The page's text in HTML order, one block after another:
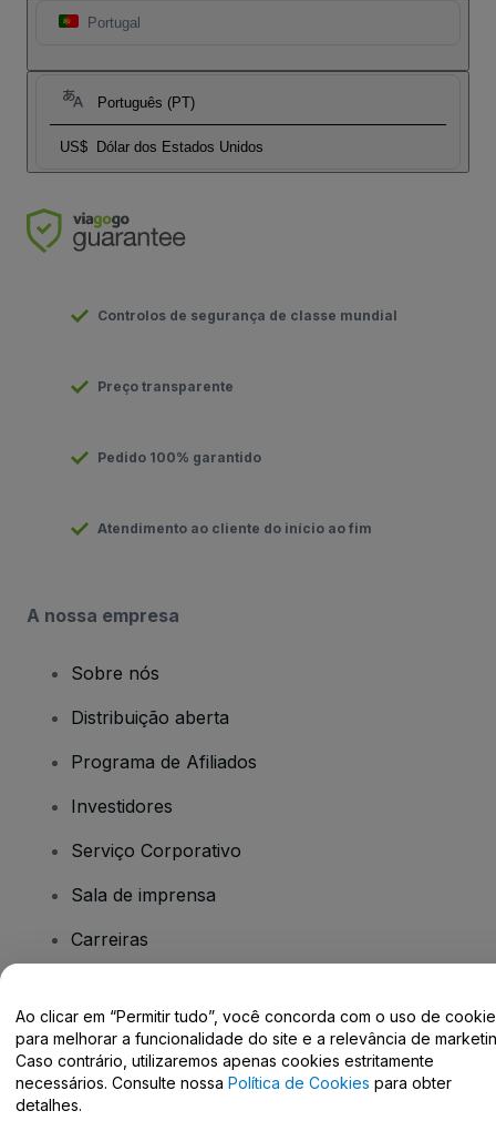
Portugal
Português (PT)
US$ Dólar dos Estados Unidos
Controlos de segurança de classe mundial
Preço transparente
Pedido 100% garantido
Atendimento ao cliente do início ao fim
A nossa empresa
Sobre nós
Distribuição aberta
Programa de Afiliados
Investidores
Serviço Corporativo
Sala de imprensa
Carreiras
Tem dúvidas?
Centro de Ajuda / Fale Conosco
Ao clicar em “Permitir tudo”, você concorda com o uso de
para melhorar a funcionalidade do site e a relevância de
Caso contrário, utilizaremos apenas cookies estritamente
necessários. Consulte nossa Política de Cookies para obter
detalhes.